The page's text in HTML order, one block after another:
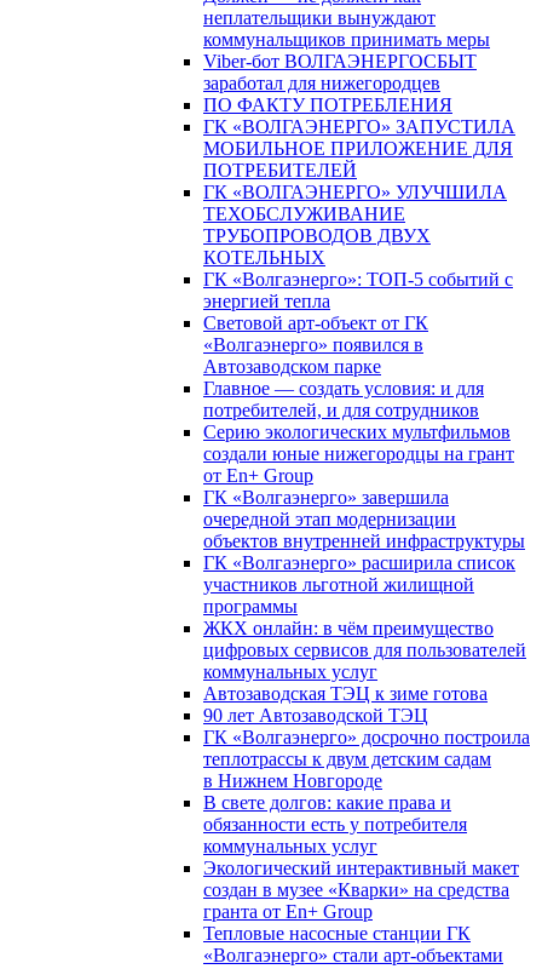
неплательщики вынуждают
коммунальщиков принимать меры
Viber-бот ВОЛГАЭНЕРГОСБЫТ
заработал для нижегородцев
ПО ФАКТУ ПОТРЕБЛЕНИЯ
ГК «ВОЛГАЭНЕРГО» ЗАПУСТИЛА
МОБИЛЬНОЕ ПРИЛОЖЕНИЕ ДЛЯ
ПОТРЕБИТЕЛЕЙ
ГК «ВОЛГАЭНЕРГО» УЛУЧШИЛА
ТЕХОБСЛУЖИВАНИЕ
ТРУБОПРОВОДОВ ДВУХ
КОТЕЛЬНЫХ
ГК «Волгаэнерго»: ТОП-5 событий с
энергией тепла
Световой арт-объект от ГК
«Волгаэнерго» появился в
Автозаводском парке
Главное — создать условия: и для
потребителей, и для сотрудников
Серию экологических мультфильмов
создали юные нижегородцы на грант
от En+ Group
ГК «Волгаэнерго» завершила
очередной этап модернизации
объектов внутренней инфраструктуры
ГК «Волгаэнерго» расширила список
участников льготной жилищной
программы
ЖКХ онлайн: в чём преимущество
цифровых сервисов для пользователей
коммунальных услуг
Автозаводская ТЭЦ к зиме готова
90 лет Автозаводской ТЭЦ
ГК «Волгаэнерго» досрочно построила
теплотрассы к двум детским садам
в Нижнем Новгороде
В свете долгов: какие права и
обязанности есть у потребителя
коммунальных услуг
Экологический интерактивный макет
создан в музее «Кварки» на средства
гранта от En+ Group
Тепловые насосные станции ГК
«Волгаэнерго» стали арт-объектами